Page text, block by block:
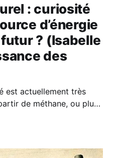
: curiosité
d’énergie
? (Isabelle
des
est actuellement très
de méthane, ou plus
très carboné.
anecdotique